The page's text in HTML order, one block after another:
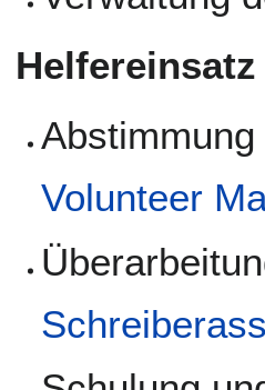
Helfereinsatz
Volunteer